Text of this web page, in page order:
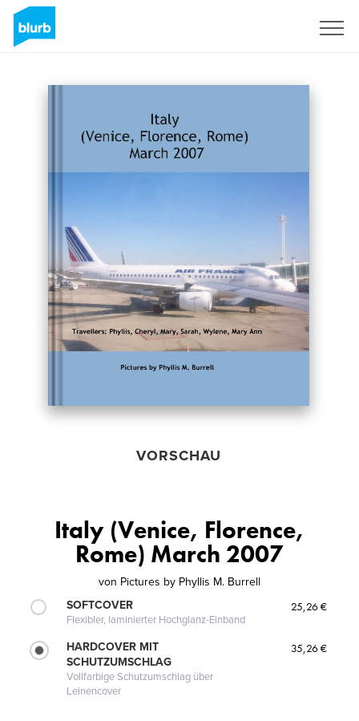
VORSCHAU
Italy (Venice, Florence,
Rome) March 2007
von Pictures by Phyllis M. Burrell
SOFTCOVER
Flexibler, laminierter Hochglanz-Einband
25,26 €
HARDCOVER MIT
SCHUTZUMSCHLAG
Vollfarbige Schutzumschlag über
Leinencover
35,26 €